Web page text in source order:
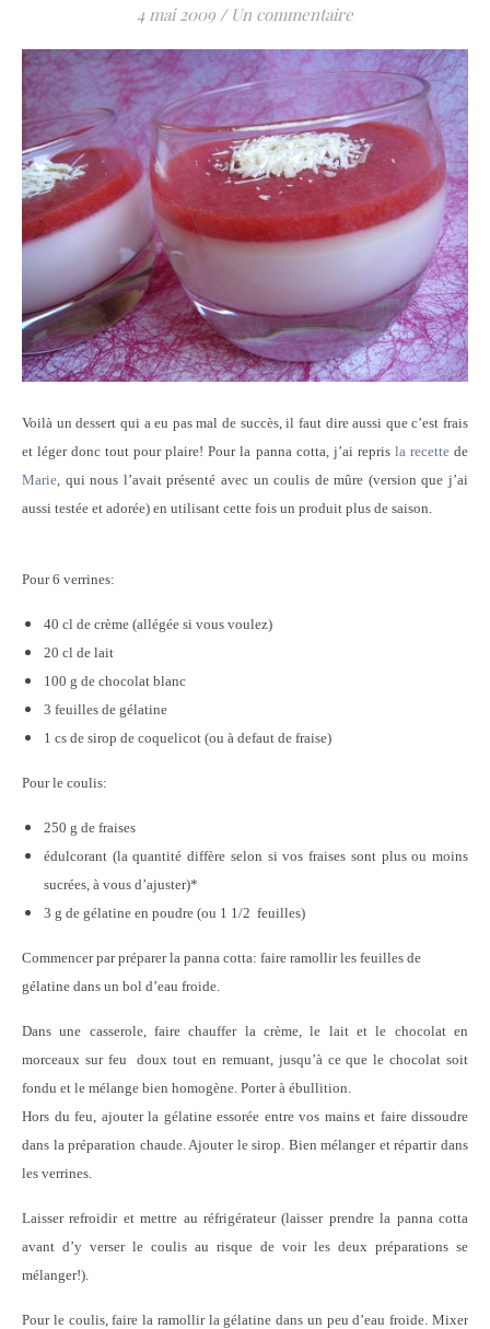
4 mai 2009 / Un commentaire
Voilà un dessert qui a eu pas mal de succès, il faut dire aussi que c’est frais
et léger donc tout pour plaire! Pour la panna cotta, j’ai repris la recettede
Marie, qui nous l’avait présenté avec un coulis de mûre (version que j’ai
aussi testée et adorée) en utilisant cette fois un produit plus de saison.
Pour 6 verrines:
40 cl de crème (allégée si vous voulez)
20 cl de lait
100 g de chocolat blanc
3 feuilles de gélatine
1 cs de sirop de coquelicot (ou à defaut de fraise)
Pour le coulis:
250 g de fraises
édulcorant (la quantité diffère selon si vos fraises sont plus ou moins
sucrées, à vous d’ajuster)*
3 g de gélatine en poudre (ou 1 1/2 feuilles)
Commencer par préparer la panna cotta: faire ramollir les feuilles de
gélatine dans un bol d’eau froide.
Dans une casserole, faire chauffer la crème, le lait et le chocolat en
morceaux sur feu doux tout en remuant, jusqu’à ce que le chocolat soit
fondu et le mélange bien homogène. Porter à ébullition.
Hors du feu, ajouter la gélatine essorée entre vos mains et faire dissoudre
dans la préparation chaude. Ajouter lesirop. Bien mélanger et répartir dans
les verrines.
Laisser refroidir et mettre au réfrigérateur (laisser prendre la panna cotta
avant d’y verser le coulis au risque de voir les deux préparations se
mélanger!).
Pour le coulis, faire la ramollir la gélatine dans un peu d’eau froide. Mixer